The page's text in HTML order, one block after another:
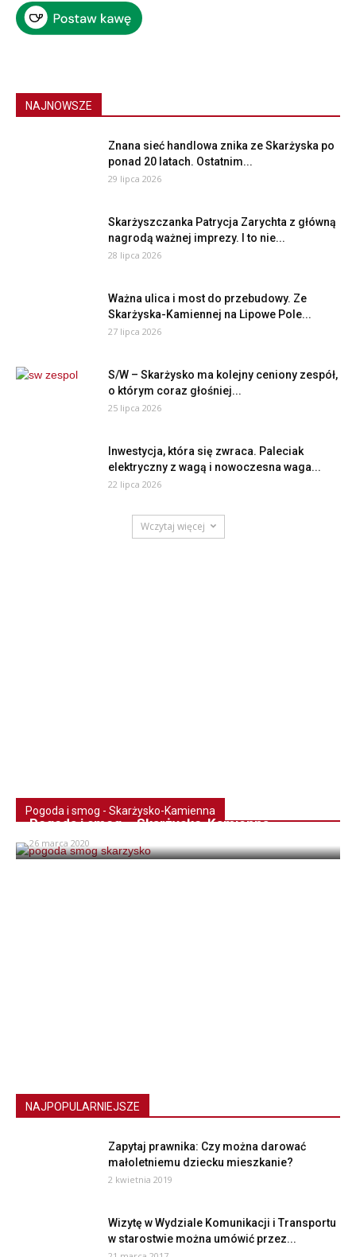
NAJNOWSZE
Znana sieć handlowa znika ze Skarżyska po
ponad 20 latach. Ostatnim...
29 lipca 2026
Skarżyszczanka Patrycja Zarychta z główną
nagrodą ważnej imprezy. I to nie...
28 lipca 2026
Ważna ulica i most do przebudowy. Ze
Skarżyska-Kamiennej na Lipowe Pole...
27 lipca 2026
S/W – Skarżysko ma kolejny ceniony zespół,
o którym coraz głośniej...
25 lipca 2026
Inwestycja, która się zwraca. Paleciak
elektryczny z wagą i nowoczesna waga...
22 lipca 2026
Wczytaj więcej
Pogoda i smog - Skarżysko-Kamienna
Pogoda i smog – Skarżysko-Kamienna
26 marca 2020
NAJPOPULARNIEJSZE
Zapytaj prawnika: Czy można darować
małoletniemu dziecku mieszkanie?
2 kwietnia 2019
Wizytę w Wydziale Komunikacji i Transportu
w starostwie można umówić przez...